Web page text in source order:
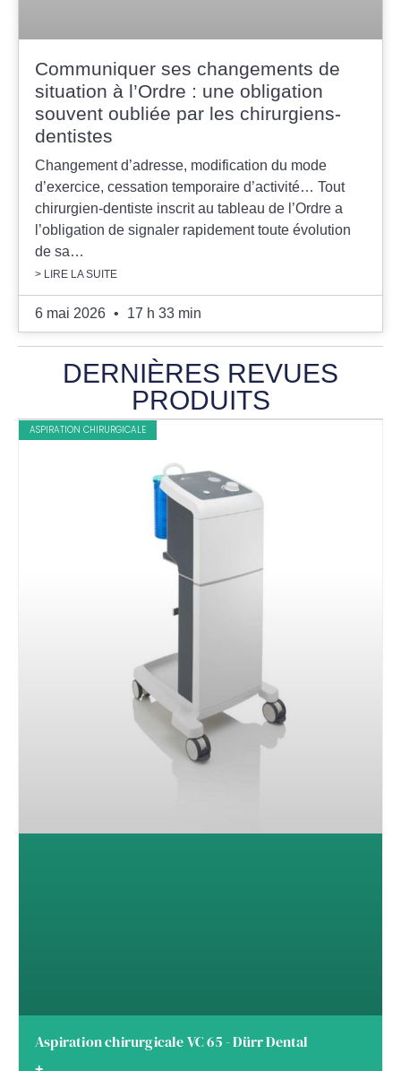
Communiquer ses changements de
situation à l’Ordre : une obligation
souvent oubliée par les chirurgiens-
dentistes
Changement d’adresse, modification du mode
d’exercice, cessation temporaire d’activité… Tout
chirurgien-dentiste inscrit au tableau de l’Ordre a
l’obligation de signaler rapidement toute évolution
de sa…
> LIRE LA SUITE
6 mai 2026 17 h 33 min
DERNIÈRES REVUES
PRODUITS
ASPIRATION CHIRURGICALE
Aspiration chirurgicale VC 65 - Dürr Dental